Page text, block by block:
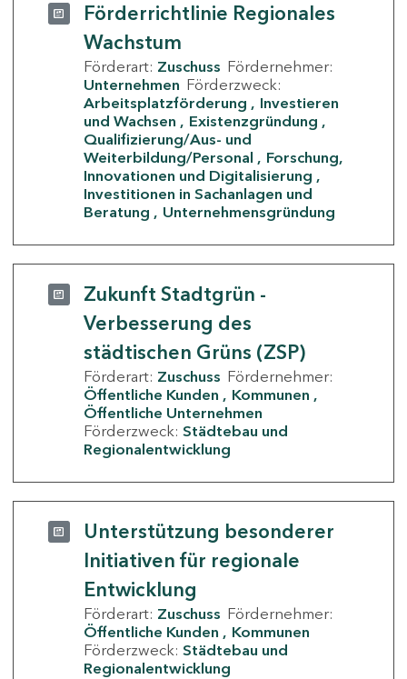
Förderrichtlinie Regionales
Wachstum
Förderart: Zuschuss Fördernehmer:
Unternehmen Förderzweck:
Arbeitsplatzförderung
Investieren
und Wachsen
Existenzgründung
Qualifizierung/Aus- und
Weiterbildung/Personal
Forschung,
Innovationen und Digitalisierung
Investitionen in Sachanlagen und
Beratung
Unternehmensgründung
Zukunft Stadtgrün -
Verbesserung des
städtischen Grüns (ZSP)
Förderart: Zuschuss Fördernehmer:
Öffentliche Kunden
Kommunen
Öffentliche Unternehmen
Förderzweck: Städtebau und
Regionalentwicklung
Unterstützung besonderer
Initiativen für regionale
Entwicklung
Förderart: Zuschuss Fördernehmer:
Öffentliche Kunden
Kommunen
Förderzweck: Städtebau und
Regionalentwicklung